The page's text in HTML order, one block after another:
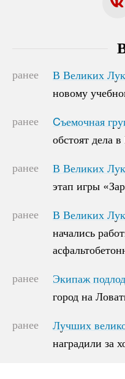
ранее
В Великих
новому
В Великих
новому
ранее
Cъемочная
обстоят дела
Cъемочная
обстоят дела
ранее
В Великих
этап игры
В Великих
этап игры
ранее
В Великих
начались
В Великих
начались
ранее
Экипаж
город на
Экипаж
город на
ранее
Лучших
наградили за
Лучших
наградили за